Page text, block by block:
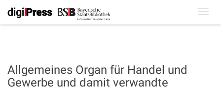
Allgemeines Organ für Handel und
Gewerbe und damit verwandte